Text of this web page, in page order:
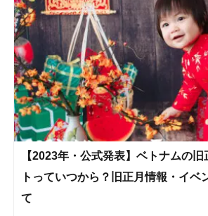
【2023年・公式発表】ベトナムの
トっていつから？旧正月情報・イベ
て